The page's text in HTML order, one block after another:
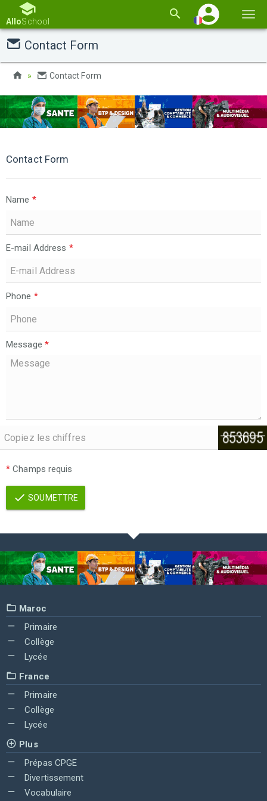
la
AlloSchool
Contact Form
Contact Form
Contact Form
Name *
E-mail Address *
Phone *
Message *
* Champs requis
SOUMETTRE
Maroc
Primaire
Collège
Lycée
France
Primaire
Collège
Lycée
Plus
Prépas CPGE
Divertissement
Vocabulaire